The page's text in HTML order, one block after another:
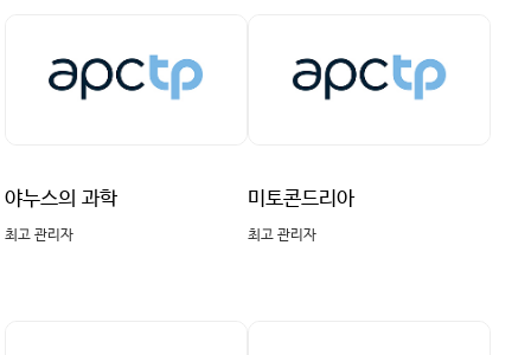
야누스의 과학
최고 관리자
미토콘드리아
최고 관리자